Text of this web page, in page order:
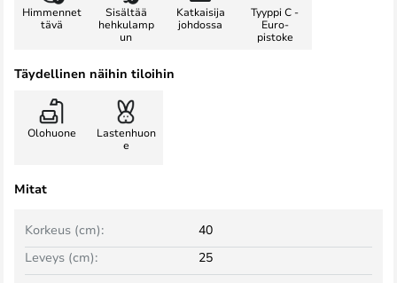
Himmennet
tävä
Sisältää
hehkulamp
un
Katkaisija
johdossa
Tyyppi C -
Euro-
pistoke
Täydellinen näihin tiloihin
Olohuone
Lastenhuon
e
Mitat
Leveys (cm): 25
Korkeus (cm): 40